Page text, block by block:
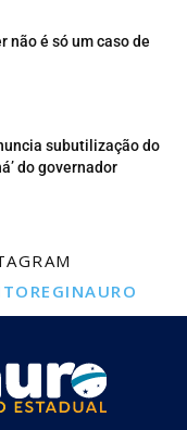
não é só um caso de
subutilização do
do governador